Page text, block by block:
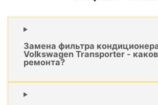
Замена фильтра
Volkswagen Transporter -
ремонта?